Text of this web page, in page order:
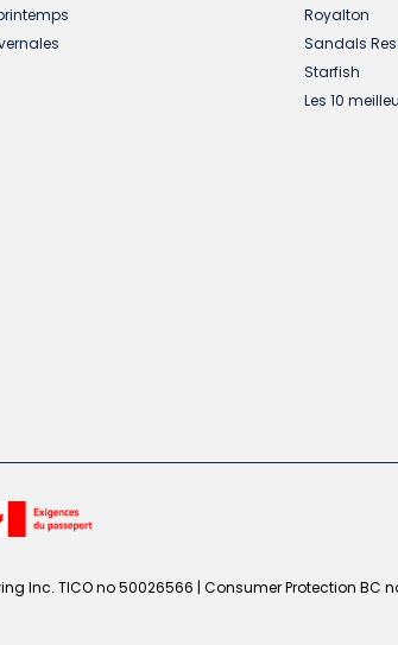
Royalton
Sandals
Starfish
Les 10
Inc. TICO no 50026566 | Consumer Protection BC